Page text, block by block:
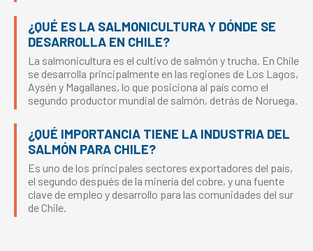
¿QUÉ ES LA SALMONICULTURA Y DÓNDE SE
DESARROLLA EN CHILE?
La salmonicultura es el cultivo de salmón y trucha. En Chile
se desarrolla principalmente en las regiones de Los Lagos,
Aysén y Magallanes, lo que posiciona al país como el
segundo productor mundial de salmón, detrás de Noruega.
¿QUÉ IMPORTANCIA TIENE LA INDUSTRIA DEL
SALMÓN PARA CHILE?
Es uno de los principales sectores exportadores del país,
el segundo después de la minería del cobre, y una fuente
clave de empleo y desarrollo para las comunidades del sur
de Chile.